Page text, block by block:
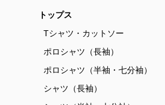
トップス
Tシャツ・カットソー
ポロシャツ（長袖）
ポロシャツ（半袖・七分袖）
シャツ（長袖）